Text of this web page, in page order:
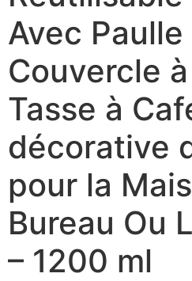
Avec
Couvercle
Tasse à
décorative
pour la
Bureau Ou
– 1200 ml